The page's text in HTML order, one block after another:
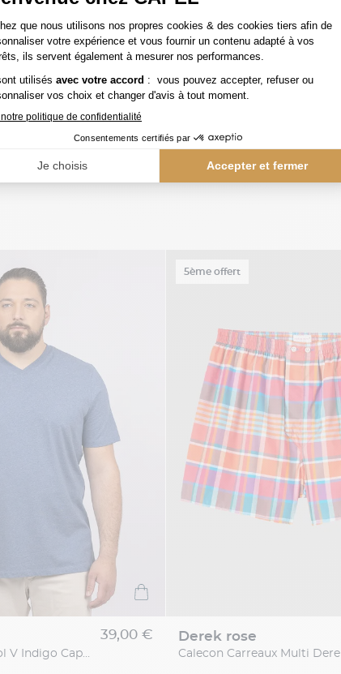
119,00 € ralph lauren
Tee-shirt Louis Col V Indigo Capel Grande Taille
39,00 €
5ème offert
derek rose